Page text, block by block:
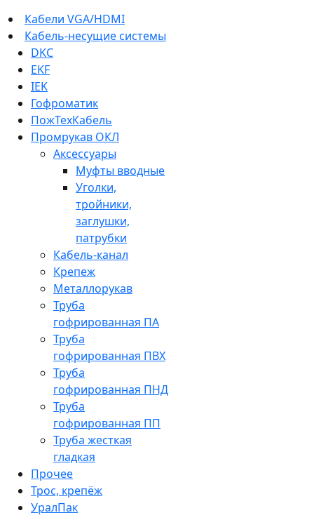
Кабели VGA/HDMI
Кабель-несущие системы
DKC
EKF
IEK
Гофроматик
ПожТехКабель
Промрукав ОКЛ
Аксессуары
Муфты вводные
Уголки,
тройники,
заглушки,
патрубки
Кабель-канал
Крепеж
Металлорукав
Труба
гофрированная ПА
Труба
гофрированная ПВХ
Труба
гофрированная ПНД
Труба
гофрированная ПП
Труба жесткая
гладкая
Прочее
Трос, крепёж
УралПак